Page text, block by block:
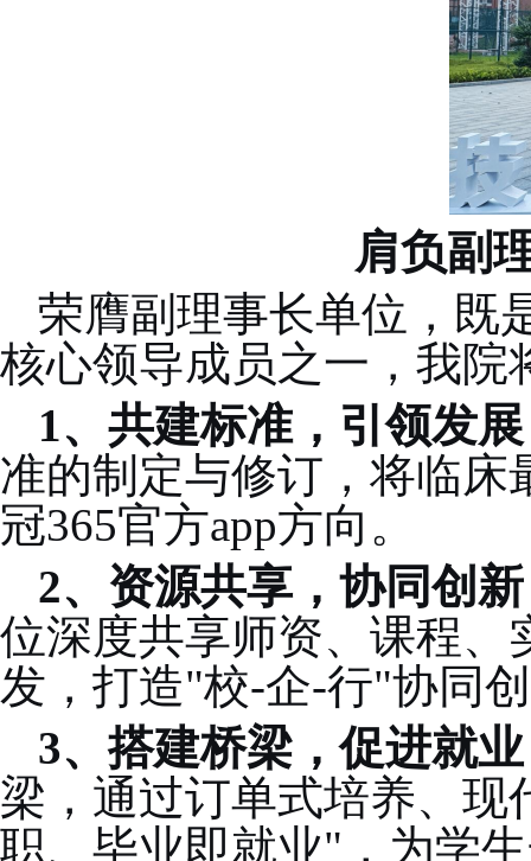
肩负副
荣膺副理事长单位，既
核心领导成员之一，我院
1、共建标准，引领发
准的制定与修订，将临床
冠365官方app方向。
2、 资源共享，协同创
位深度共享师资、课程、
发，打造"校-企-行"协同
3、搭建桥梁，促进就
梁，通过订单式培养、
职、毕业即就业"，为学